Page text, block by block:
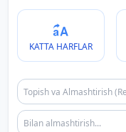
KATTA HARFLAR